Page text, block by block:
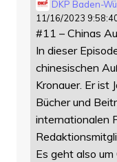
DKP Baden-
11/16/2023
#11 – Chinas
In dieser
chinesischen
Kronauer. Er ist
Bücher und
internationalen
Es geht also